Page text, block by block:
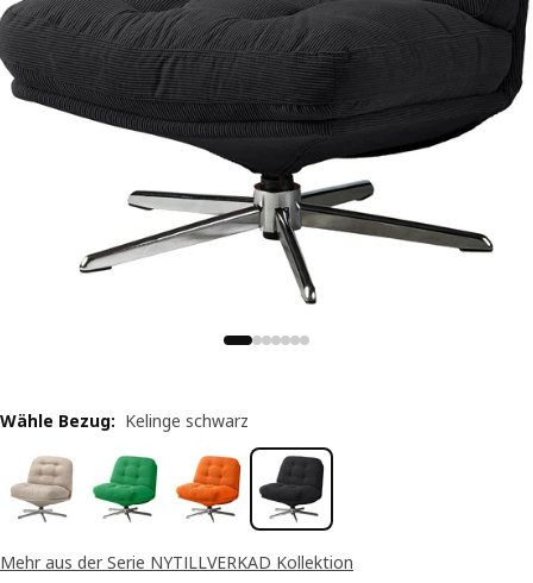
Mehr aus der Serie NYTILLVERKAD Kollektion
Wähle Bezug: Kelinge schwarz